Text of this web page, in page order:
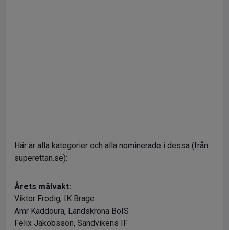
Här är alla kategorier och alla nominerade i dessa (från
superettan.se):
Årets målvakt:
Viktor Frodig, IK Brage
Amr Kaddoura, Landskrona BoIS
Felix Jakobsson, Sandvikens IF